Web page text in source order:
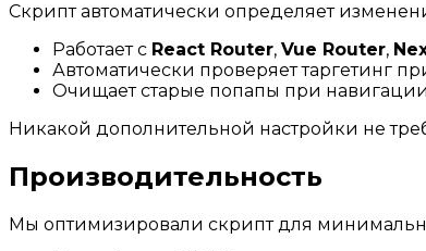
Скрипт автоматически определяет
Работает с React Router, Vue Router,
Автоматически проверяет таргетинг
Очищает старые попапы при навигации
Никакой дополнительной настройки не
Производительность
Мы оптимизировали скрипт для